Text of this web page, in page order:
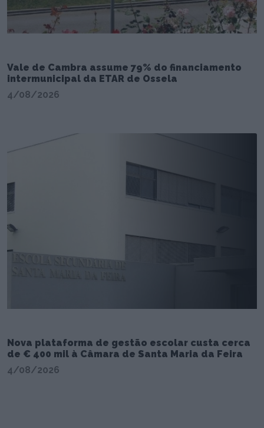
Vale de Cambra assume 79% do financiamento
intermunicipal da ETAR de Ossela
4/08/2026
Nova plataforma de gestão escolar custa cerca
de € 400 mil à Câmara de Santa Maria da Feira
4/08/2026